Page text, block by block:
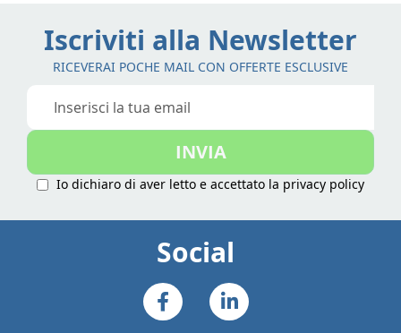
la
pagina
Iscriviti alla Newsletter
RICEVERAI POCHE MAIL CON OFFERTE ESCLUSIVE
Iscriviti
nostra
INVIA
Io dichiaro di aver letto e accettato la privacy policy
Social